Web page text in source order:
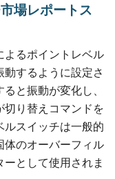
場レポートス
よるポイントレベル
するように設定さ
と振動が変化し、
り替えコマンドを
ルスイッチは一般的
体のオーバーフィル
として使用されま